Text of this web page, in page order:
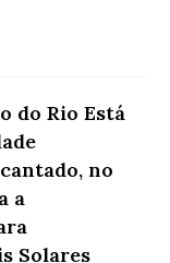
do Rio Está
no
a
Solares